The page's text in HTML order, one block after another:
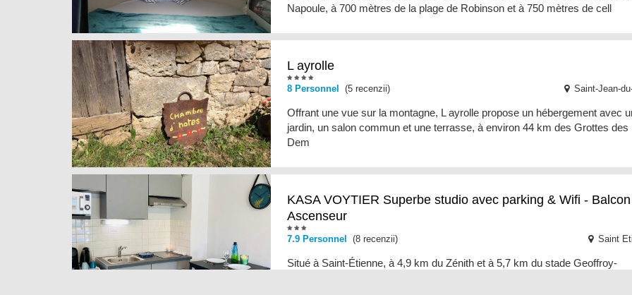
Napoule, à 700 mètres de la plage de Robinson et à 750 mètres de cell
L ayrolle
8 Personnel (5 recenzii) Saint-Jean-
Offrant une vue sur la montagne, L ayrolle propose un hébergement avec
jardin, un salon commun et une terrasse, à environ 44 km des Grottes des
Dem
KASA VOYTIER Superbe studio avec parking & Wifi -
Ascenseur
7.9 Personnel (8 recenzii) Saint
Situé à Saint-Étienne, à 4,9 km du Zénith et à 5,7 km du stade Geoffroy-